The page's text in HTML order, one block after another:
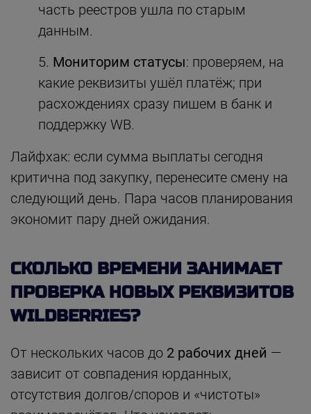
часть реестров ушла по старым
данным.
Мониторим статусы: проверяем, на
какие реквизиты ушёл платёж; при
расхождениях сразу пишем в банк и
поддержку WB.
Лайфхак: если сумма выплаты сегодня
критична под закупку, перенесите смену на
следующий день. Пара часов планирования
экономит пару дней ожидания.
СКОЛЬКО ВРЕМЕНИ ЗАНИМАЕТ
ПРОВЕРКА НОВЫХ РЕКВИЗИТОВ
WILDBERRIES?
От нескольких часов до 2 рабочих дней —
зависит от совпадения юрданных,
отсутствия долгов/споров и «чистоты»